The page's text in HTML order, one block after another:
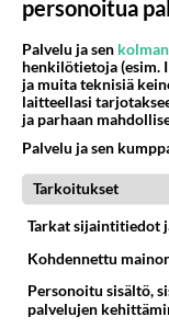
7.8.2026
Valitse oma
KASARI
personoitua
Palvelu ja sen
henkilötietoja (esim.
ja muita teknisiä
laitteellasi
ja parhaan
Palvelu ja sen
Tarkoitukset
Tarkat sijaintitiedot
Kohdennettu
Personoitu sisältö,
palvelujen